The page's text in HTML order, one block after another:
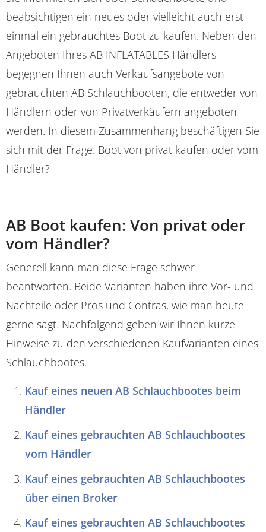
beabsichtigen ein neues oder vielleicht auch erst
einmal ein gebrauchtes Boot zu kaufen. Neben den
Angeboten Ihres AB INFLATABLES Händlers
begegnen Ihnen auch Verkaufsangebote von
gebrauchten AB Schlauchbooten, die entweder von
Händlern oder von Privatverkäufern angeboten
werden. In diesem Zusammenhang beschäftigen Sie
sich mit der Frage: Boot von privat kaufen oder vom
Händler?
AB Boot kaufen: Von privat oder
vom Händler?
Generell kann man diese Frage schwer
beantworten. Beide Varianten haben ihre Vor- und
Nachteile oder Pros und Contras, wie man heute
gerne sagt. Nachfolgend geben wir Ihnen kurze
Hinweise zu den verschiedenen Kaufvarianten eines
Schlauchbootes.
Kauf eines neuen AB Schlauchbootes beim
Händler
Kauf eines gebrauchten AB Schlauchbootes
vom Händler
Kauf eines gebrauchten AB Schlauchbootes
über einen Broker
Kauf eines gebrauchten AB Schlauchbootes